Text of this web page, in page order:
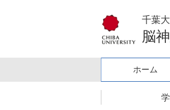
千葉
脳
ホーム